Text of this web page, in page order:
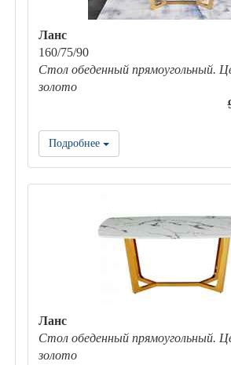
Ланс
160/75/90
Стол обеденный прямоугольный.
золото
Подробнее
Ланс
Стол обеденный прямоугольный.
золото